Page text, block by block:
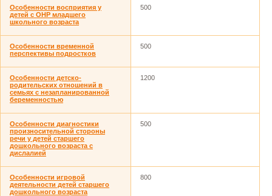
Особенности восприятия у
детей с ОНР младшего
школьного возраста
500
Особенности временной
перспективы подростков
500
Особенности детско-
родительских отношений в
семьях с незапланированной
беременностью
1200
Особенности диагностики
произносительной стороны
речи у детей старшего
дошкольного возраста с
дислалией
500
Особенности игровой
деятельности детей старшего
дошкольного возраста
800